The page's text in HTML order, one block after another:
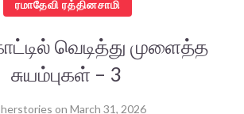
ரமாதேவி ரத்தினசாமி
வெடித்து முளைத்த
சுயம்புகள் – 3
herstories on March 31, 2026